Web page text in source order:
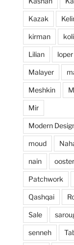
prijzen. Al
een zeer
ervaring en
deze zaak
iedereen
willen
Kazak
kirman
Lilian loper
Malayer
Meshkin
Mir
Modern
moud
nain
Patchwork
Qashqai
Sale
senneh